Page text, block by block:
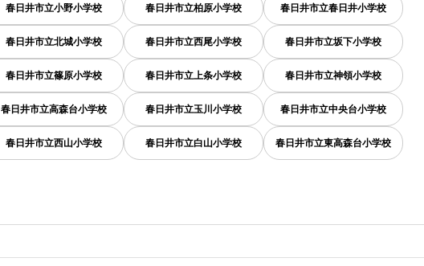
春日井市立小野小学校 春日井市立柏原小学校 春日井市立春日井小学校
春日井市立北城小学校 春日井市立西尾小学校 春日井市立坂下小学校
春日井市立篠原小学校 春日井市立上条小学校 春日井市立神領小学校
春日井市立高森台小学校 春日井市立玉川小学校 春日井市立中央台小学校
春日井市立西山小学校 春日井市立白山小学校 春日井市立東高森台小学校